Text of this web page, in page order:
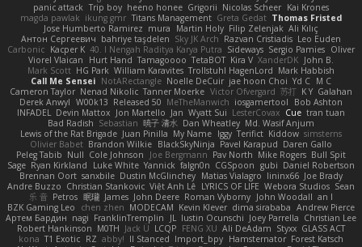
panic attack Trip boy heeno honee Grigorii Nicolas Scheer Kai Krones
magda pawlak ikung gmr Titans Management Greta Gedat Thomas Fristed
Jose Humberto Ramirez mura Martin Holy Filip Zelenjak Ali Kılıç
Антон Сергеевич bahriye taşdelen Sky JK Arch Razvan Cristiadis Leo Euden
Carbonic Kacper K 40. I Nengah Raditya Karya Putra Sideways Sergio Pamies Oliver
Viorel Vlaican
Hurt Hand Tamagoooo TetaBOT Kira V XanderDK John B.
Mark Scott HG Park William Karavites Trollstuhl HagenLord Mark Habbish
Call Me Sensei NotARectangle Noelle DeCuir jae hoon Choi Yd C M C
Cameron Taylor Nenad Nikolic Tanner Moerke Victor Ofvergard 苏打 K Y Galahan
Derek Anwyl W00k13 Released 50 MeTheManwich iosgamertool
Bob Ashton
INFADEL Devin Mattox Jon Martello Jan Wyatt Sui LesterCovax Cue tran tuan
Bad Radish Sebastian 暁子 清水 Dan Wheatley Md. Wasif Anjum
Lewis of the Rat Brigade Juan Pinilla My Name Iggy Terifict Kiddow simsterns
Olivier Babet Brandon Wilkie BlackSkyNinja Pavel Karapud Daren Gallo
Peleg Tabib Null Cole Johnson Joe Bergmann Pav North Mike Rogers Bull Spit
Sage Ryan Kirkland Luke White Yannick falgn0n CGSpoon gubi Daniel Robertson
Brennan Oort sanxbile Dustin McGlinchey Matias Vialagro lininx66 Joe Brady
Andre Buzzo Christian Stankovic Việt Anh Lê LYRICS OF LIFE Webora Studios Sean
乐 音 Petros 眠瓏 James John Deere Roman Vyborny John Woodall an l
BZK Gaming Leo
chen zhen MODECAM Kevin Klever dima sirababa Andrew Pierce
Артем Бардин nagi FranklinTremplin JL Iustin Ocunschi Joey Parrella Christian Lee
Robert Hankinson M0TH Jack Ü LCQP FENG XU Ali DeAdam Styxx GLASS ACT
kona T1 Exotic RZ abby! ll Stanced Import_bpy Hamsternator Forest Katsch